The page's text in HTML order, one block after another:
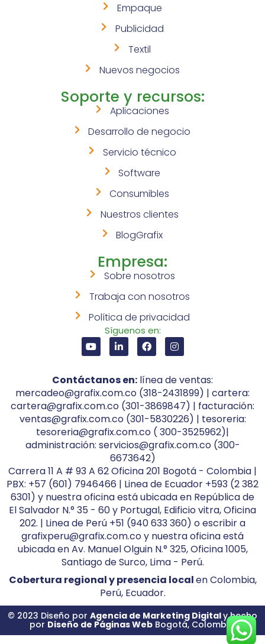
Empaque
Publicidad
Textil
Nuevos negocios
Soporte y recursos:
Aplicaciones
Desarrollo de negocio
Servicio técnico
Software
Consumibles
Nuestros clientes
BlogGrafix
Empresa:
Sobre nosotros
Trabaja con nosotros
Política de privacidad
Síguenos en:
Contáctanos en: línea de ventas:
mercadeo@grafix.com.co (318-2431899) | cartera:
cartera@grafix.com.co (301-3869847) | facturación:
ventas@grafix.com.co (301-5830226) | tesoreria:
tesoreria@grafix.com.co ( 300-3525962)|
administración: servicios@grafix.com.co (300-
6673642)
Carrera 11 A # 93 A 62 Oficina 201 Bogotá - Colombia |
PBX: +57 (601) 7946466 | Linea de Ecuador +593 (2 382
6301) y nuestra oficina está ubicada en República de
El Salvador N.° 35 - 60 y Portugal, Edificio vitra, Oficina
202. | Linea de Perú +51 (940 633 360) o escribir a
grafixperu@grafix.com.co y nuestra oficina está
ubicada en Av. Manuel Olguin N.° 325, Oficina 1005,
Santiago de Surco, Lima - Perú.
Cobertura regional y presencia localen Colombia,
Perú, Ecuador.
© 2023 Diseño por Agencia de Marketing Digitaly hecho
por Diseño de Páginas WebBogotá, Colombia.